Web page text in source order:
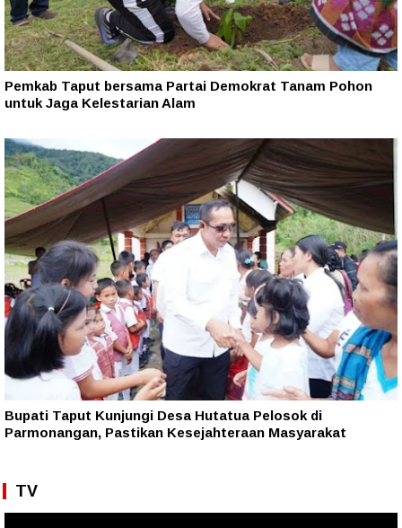
Pemkab Taput bersama Partai Demokrat Tanam Pohon
untuk Jaga Kelestarian Alam
Bupati Taput Kunjungi Desa Hutatua Pelosok di
Parmonangan, Pastikan Kesejahteraan Masyarakat
TV